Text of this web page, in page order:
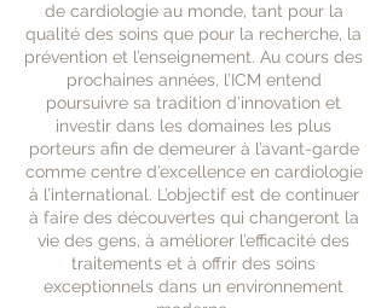
de cardiologie au monde, tant pour la
qualité des soins que pour la recherche, la
prévention et l’enseignement. Au cours des
prochaines années, l’ICM entend
poursuivre sa tradition d’innovation et
investir dans les domaines les plus
porteurs afin de demeurer à l’avant-garde
comme centre d’excellence en cardiologie
à l’international. L’objectif est de continuer
à faire des découvertes qui changeront la
vie des gens, à améliorer l’efficacité des
traitements et à offrir des soins
exceptionnels dans un environnement